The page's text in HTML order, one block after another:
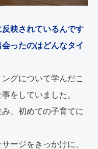
映されているんです
ったのはどんなタイ
グについて学んだこ
をしていました。
、初めての子育てに
ージをきっかけに、